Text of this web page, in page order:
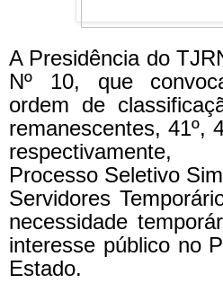
A Presidência do
Nº 10, que
ordem de
remanescentes, 41º,
Processo Seletivo
Servidores
necessidade
interesse público no
Estado.